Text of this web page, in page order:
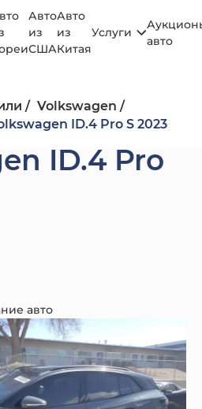
Авто
из
США
Авто
из
Китая
Услуги
авто
Volkswagen
ID.4 Pro S 2023
ID.4 Pro
авто